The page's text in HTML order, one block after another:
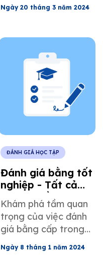
Ngày 20 tháng 3 năm 2024
ĐÁNH GIÁ HỌC TẬP
Đánh giá bằng tốt
nghiệp - Tất cả
những điều bạn
cần biết
Khám phá tầm quan
trọng của việc đánh
giá bằng cấp trong
giáo dục toàn cầu và
Ngày 8 tháng 1 năm 2024